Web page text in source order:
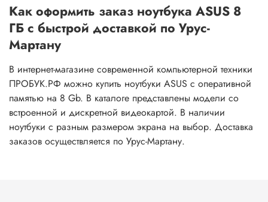
Как оформить заказ ноутбука ASUS 8
ГБ с быстрой доставкой по Урус-
Мартану
В интернет-магазине современной компьютерной техники
ПРОБУК.РФ можно купить ноутбуки ASUS с оперативной
памятью на 8 Gb. В каталоге представлены модели со
встроенной и дискретной видеокартой. В наличии
ноутбуки с разным размером экрана на выбор. Доставка
заказов осуществляется по Урус-Мартану.